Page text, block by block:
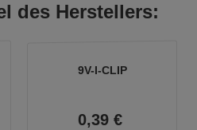
des Herstellers:
9V-I-CLIP
0,39 €